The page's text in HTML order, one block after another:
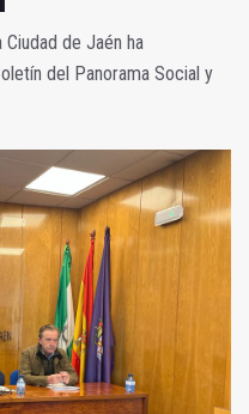
de Jaén ha
del Panorama Social y